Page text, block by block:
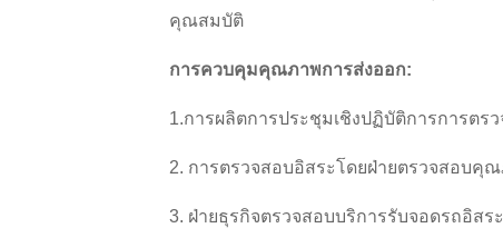
คุณสมบัติ
การควบคุมคุณภาพการส่งออก:
1.การผลิตการประชุมเชิงปฏิบัติการการต
2. การตรวจสอบอิสระโดยฝ่ายตรวจสอบคุ
3. ฝ่ายธุรกิจตรวจสอบบริการรับจอดรถอิสระ